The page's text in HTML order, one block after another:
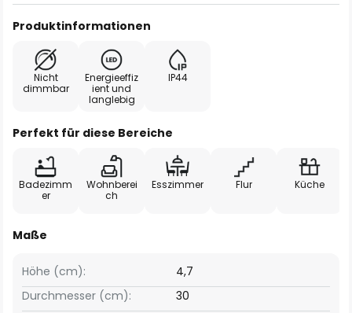
Produktinformationen
Nicht
dimmbar
Energieeffiz
ient und
langlebig
IP44
Perfekt für diese Bereiche
Badezimm
er
Wohnberei
ch
Esszimmer Flur Küche
Maße
Höhe (cm):
4,7
Durchmesser (cm):
30